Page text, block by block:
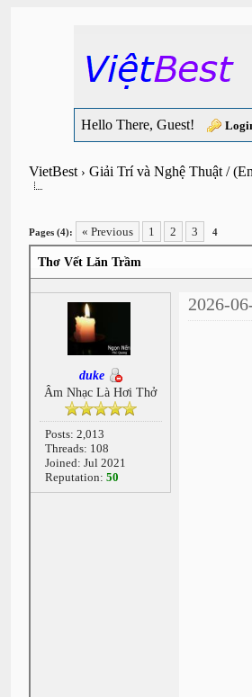
Hello There, Guest!
VietBest›Giải Trí và Nghệ Thuật /
Pages (4): « Previous 1 2 3 4
Thơ Vết Lăn Trầm
duke
Âm Nhạc Là Hơi Thở
Posts: 2,013
Threads: 108
Joined: Jul 2021
Reputation: 50
2026-